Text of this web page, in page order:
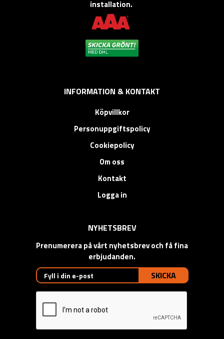
installation.
INFORMATION & KONTAKT
Köpvillkor
Personuppgiftspolicy
Cookiepolicy
Om oss
Kontakt
Logga in
NYHETSBREV
Prenumerera på vårt nyhetsbrev och få fina
erbjudanden.
SKICKA